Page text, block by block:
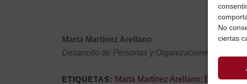
No
ciertas
Marta Martínez Arellano
Desarrollo de Personas y Organizaciones
ETIQUETAS: Marta Martínez Arellano; Explorar;